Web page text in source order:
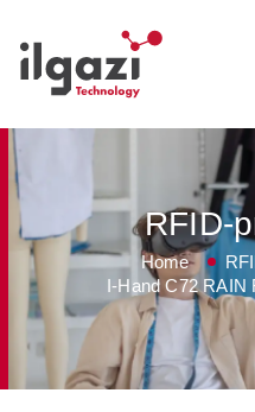
RFID-
Home
I-Hand C72 RAIN